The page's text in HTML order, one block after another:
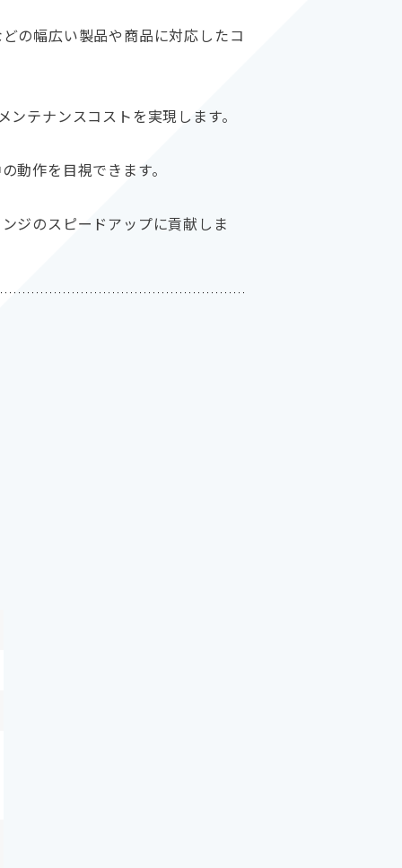
の幅広い製品や商品に対応したコ
テナンスコストを実現します。
動作を目視できます。
ジのスピードアップに貢献しま